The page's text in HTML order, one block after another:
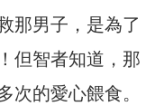
那男子，是為了
但智者知道，那
次的愛心餵食。